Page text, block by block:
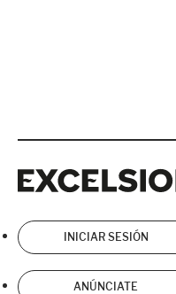
INICIAR SESIÓN
ANÚNCIATE